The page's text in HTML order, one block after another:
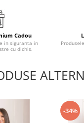
Cadou
in siguranta in
cu dichis.
-34%